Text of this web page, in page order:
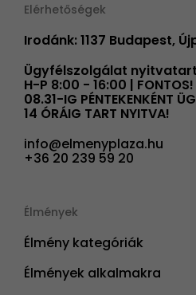
Elérhetőségek
Irodánk: 1137 Budapest,
Ügyfélszolgálat
H-P 8:00 - 16:00 |
08.31-IG PÉNTEKENKÉNT
14 ÓRÁIG TART NYITVA!
info@elmenyplaza.hu
+36 20 239 59 20
Élmények
Élmény kategóriák
Élmények alkalmakra